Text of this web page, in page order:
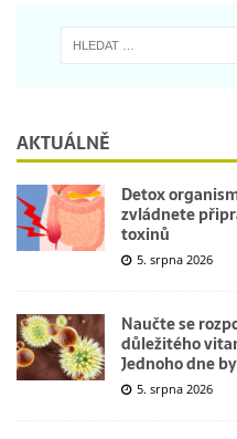
AKTUÁLNĚ
Detox
zvládnete
toxinů
5. srpna 2026
Naučte se
důležitého
Jednoho dne
5. srpna 2026